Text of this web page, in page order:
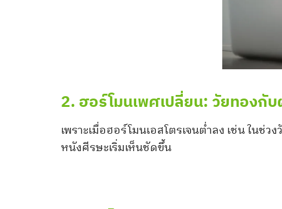
2. ฮอร์โมนเพศเปลี่ยน: วัยทองกั
เพราะเมื่อฮอร์โมนเอสโตรเจนต่ำลง เช่น ใน
หนังศีรษะเริ่มเห็นชัดขึ้น